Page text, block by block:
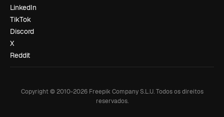
LinkedIn
TikTok
Discord
X
Reddit
Copyright © 2010-2026Freepik Company S.L.U. Todos os direitos
reservados.